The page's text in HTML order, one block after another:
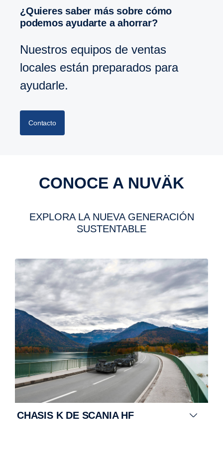
¿Quieres saber más sobre cómo
podemos ayudarte a ahorrar?
Nuestros equipos de ventas
locales están preparados para
ayudarle.
Contacto
CONOCE A NUVÄK
EXPLORA LA NUEVA GENERACIÓN
SUSTENTABLE
CHASIS K DE SCANIA HF